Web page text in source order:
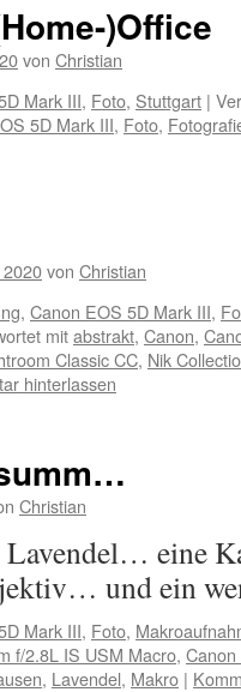
)Office
von Christian
Mark III, Foto, Stuttgart |
5D Mark III, Foto,
von Christian
, Canon EOS 5D Mark III,
mitabstrakt, Canon,
Classic CC, Nik
hinterlassen
Christian
Lavendel… eine
und ein
Mark III, Foto,
f/2.8L IS USM Macro,
, Lavendel, Makro |